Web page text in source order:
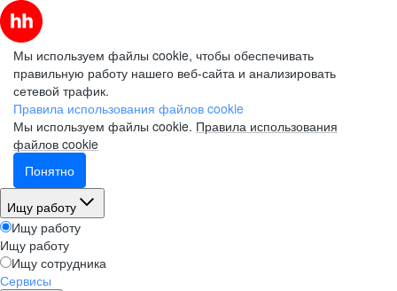
Мы используем файлы cookie, чтобы обеспечивать
правильную работу нашего веб-сайта и анализировать
сетевой трафик.
Правила использования файлов cookie
Мы используем файлы cookie. Правила использования
файлов cookie
Понятно
Ищу работу
Ищу работу
Ищу работу
Ищу сотрудника
Сервисы